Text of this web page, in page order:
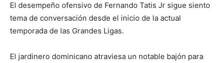
El desempeño ofensivo de Fernando Tatis Jr sigue siento
tema de conversación desde el inicio de la actual
temporada de las Grandes Ligas.
El jardinero dominicano atraviesa un notable bajón para